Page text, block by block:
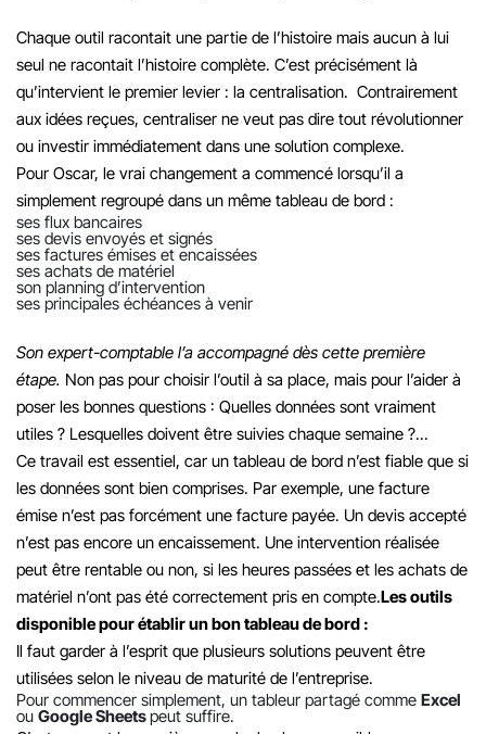
Chaque outil racontait une partie de l’histoire mais aucun à lui
seul ne racontait l’histoire complète. C’est précisément là
qu’intervient le premier levier : la centralisation. Contrairement
aux idées reçues, centraliser ne veut pas dire tout révolutionner
ou investir immédiatement dans une solution complexe.
Pour Oscar, le vrai changement a commencé lorsqu’il a
simplement regroupé dans un même tableau de bord :
ses flux bancaires
ses devis envoyés et signés
ses factures émises et encaissées
ses achats de matériel
son planning d’intervention
ses principales échéances à venir
Son expert-comptable l’a accompagné dès cette première
étape. Non pas pour choisir l’outil à sa place, mais pour l’aider à
poser les bonnes questions : Quelles données sont vraiment
utiles ? Lesquelles doivent être suivies chaque semaine ?...
Ce travail est essentiel, car un tableau de bord n’est fiable que si
les données sont bien comprises. Par exemple, une facture
émise n’est pas forcément une facture payée. Un devis accepté
n’est pas encore un encaissement. Une intervention réalisée
peut être rentable ou non, si les heures passées et les achats de
matériel n’ont pas été correctement pris en compte.Les outils
disponible pour établir un bon tableau de bord :
Il faut garder à l’esprit que plusieurs solutions peuvent être
utilisées selon le niveau de maturité de l’entreprise.
Pour commencer simplement, un tableur partagé comme Excel
ou Google Sheetspeut suffire.